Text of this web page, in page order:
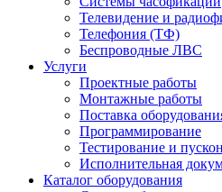
Телевидение и
Телефония (ТФ)
Беспроводные ЛВС
Услуги
Проектные работы
Монтажные работы
Поставка
Программирование
Тестирование и
Исполнительная
Каталог оборудования